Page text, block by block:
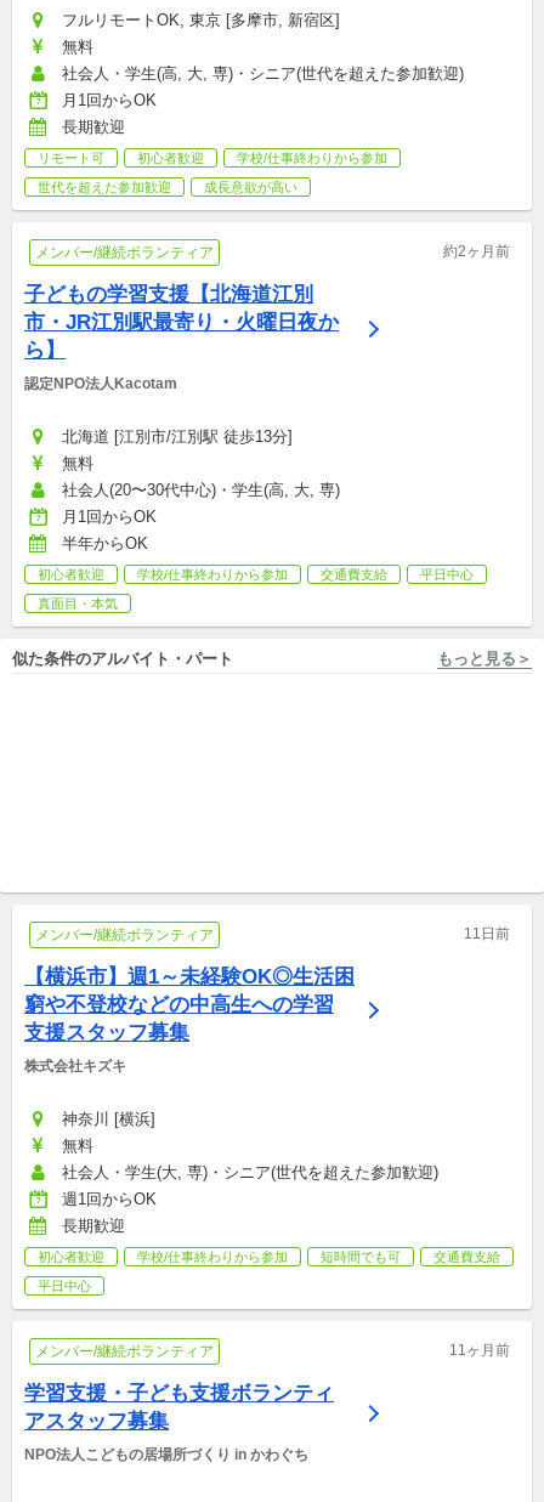
フルリモートOK, 東京 [多摩市, 新宿区]
無料
社会人・学生(高, 大, 専)・シニア(世代を超えた参加歓迎)
月1回からOK
長期歓迎
リモート可 初心者歓迎
学校/仕事終わりから参加
世代を超えた参加歓迎
成長意欲が高い
メンバー/継続ボランティア 約2ヶ月前
子どもの学習支援【北海道江別
市・JR江別駅最寄り・火曜日夜か
ら】
認定NPO法人Kacotam
北海道 [江別市/江別駅 徒歩13分]
無料
社会人(20〜30代中心)・学生(高, 大, 専)
月1回からOK
半年からOK
初心者歓迎 学校/仕事終わりから参加 交通費支給
平日中心
真面目・本気
似た条件のアルバイト・パート もっと見る＞
メンバー/継続ボランティア 11日前
【横浜市】週1～未経験OK◎生活困
窮や不登校などの中高生への学習
支援スタッフ募集
株式会社キズキ
神奈川 [横浜]
無料
社会人・学生(大, 専)・シニア(世代を超えた参加歓迎)
週1回からOK
長期歓迎
初心者歓迎 学校/仕事終わりから参加 短時間でも可
交通費支給
平日中心
メンバー/継続ボランティア 11ヶ月前
学習支援・子ども支援ボランティ
アスタッフ募集
NPO法人こどもの居場所づくり in かわぐち